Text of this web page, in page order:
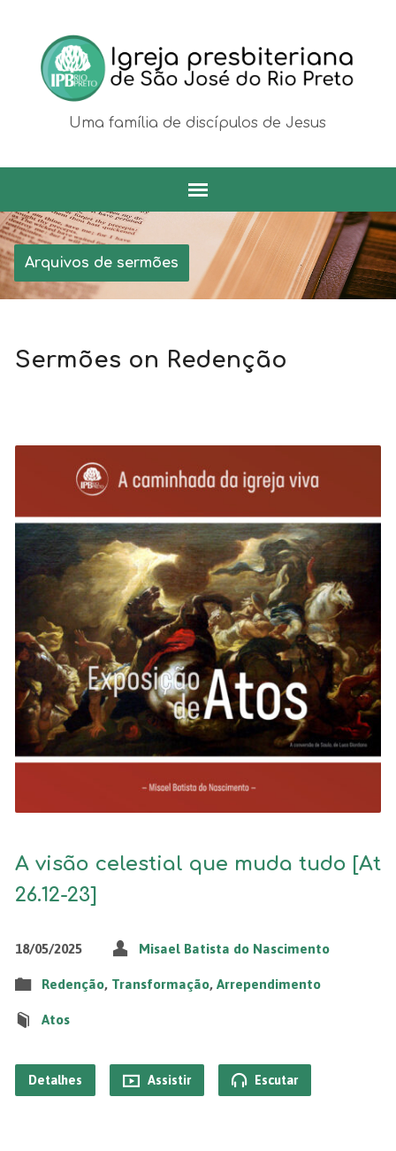
Uma família de discípulos de Jesus
Arquivos de sermões
Sermões on Redenção
A visão celestial que muda tudo [At
26.12-23]
18/05/2025 Misael Batista do Nascimento
Redenção, Transformação, Arrependimento
Atos
Detalhes Assistir Escutar